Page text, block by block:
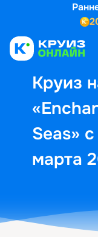
Круиз
Seas»
марта